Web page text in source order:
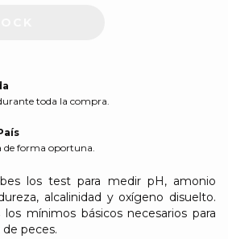
toda la compra.
de forma oportuna.
los test para medir pH, amonio
alcalinidad y oxígeno disuelto.
los mínimos básicos necesarios para
peces.